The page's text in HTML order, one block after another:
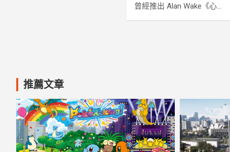
曾經推出 Alan Wake《心...
頁
推薦文章